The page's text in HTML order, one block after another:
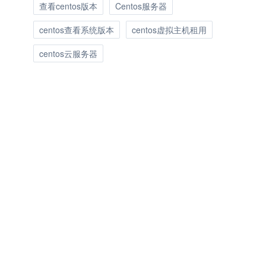
查看centos版本
Centos服务器
centos查看系统版本
centos虚拟主机租用
centos云服务器